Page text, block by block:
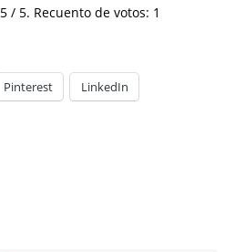
5 / 5. Recuento de votos: 1
Pinterest LinkedIn